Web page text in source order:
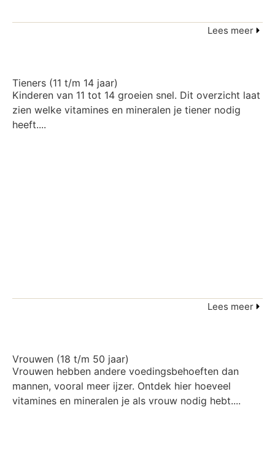
Lees meer
Tieners (11 t/m 14 jaar)
Kinderen van 11 tot 14 groeien snel. Dit overzicht laat
zien welke vitamines en mineralen je tiener nodig
heeft....
Lees meer
Vrouwen (18 t/m 50 jaar)
Vrouwen hebben andere voedingsbehoeften dan
mannen, vooral meer ijzer. Ontdek hier hoeveel
vitamines en mineralen je als vrouw nodig hebt....